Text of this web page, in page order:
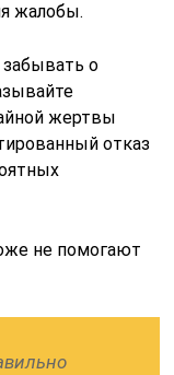
жалобы.
о
жертвы
отказ
не помогают